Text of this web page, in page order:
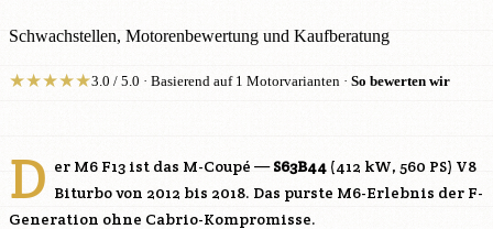
Schwachstellen, Motorenbewertung und Kaufberatung
★★★★★3.0 / 5.0 · Basierend auf 1 Motorvarianten · So bewerten wir
D er M6 F13 ist das M-Coupé —S63B44 (412 kW, 560 PS) V8
Biturbo von 2012 bis 2018. Das purste M6-Erlebnis der F-
Generation ohne Cabrio-Kompromisse.